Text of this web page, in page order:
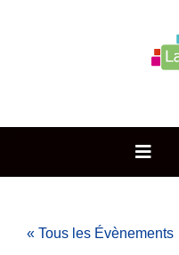
« Tous les Évènements